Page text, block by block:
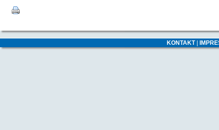
KONTAKT|